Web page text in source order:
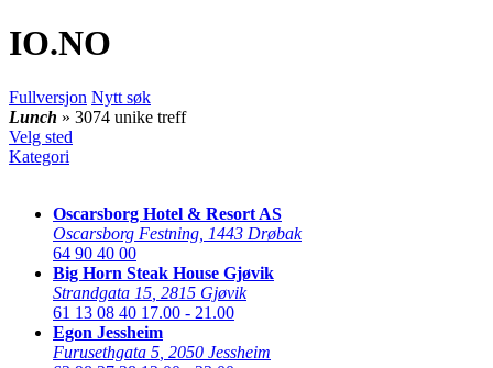
IO.NO
Fullversjon Nytt søk
Lunch » 3074 unike treff
Velg sted
Kategori
Oscarsborg Hotel & Resort AS
Oscarsborg Festning 1443 Drøbak
64 90 40 00
Big Horn Steak House Gjøvik
Strandgata 15 2815 Gjøvik
61 13 08 40 17.00 - 21.00
Egon Jessheim
Furusethgata 5 2050 Jessheim